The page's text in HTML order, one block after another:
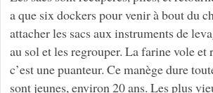
a que six dockers pour venir à bout du
attacher les sacs aux instruments de
au sol et les regrouper. La farine vole et
c’est une puanteur. Ce manège dure
sont jeunes, environ 20 ans. Les plus